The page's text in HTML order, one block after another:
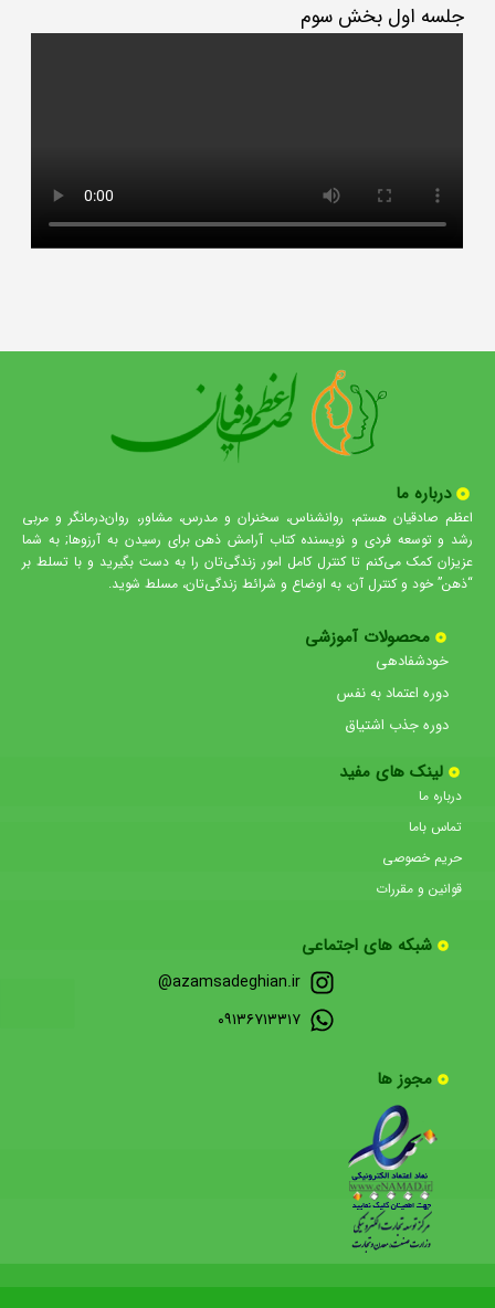
جلسه اول بخش سوم
درباره ما
اعظم صادقیان هستم، روانشناس، سخنران و مدرس، مشاور، روان‌درمانگر و مربی
رشد و توسعه فردی و نویسنده کتاب آرامش ذهن برای رسیدن به آرزوها; به شما
عزیزان کمک می‌کنم تا کنترل کامل امور زندگی‌تان را به دست بگیرید و با تسلط بر
“ذهن” خود و کنترل آن، به اوضاع و شرائط زندگی‌تان، مسلط شوید.
محصولات آموزشی
خودشفادهی
دوره اعتماد به نفس
دوره جذب اشتیاق
لینک های مفید
درباره ما
تماس باما
حریم خصوصی
قوانین و مقررات
شبکه های اجتماعی
azamsadeghian.ir@
۰۹۱۳۶۷۱۳۳۱۷
مجوز ها